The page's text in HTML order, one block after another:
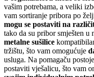
vašim potrebama, a veliki
vam sortiranje pribora po
mogu se postaviti na
tako da su pribor smješten
metalne sušilice
tržištu, što vam omogućuje
usluga. Na pomagaču
postaviti vješalicu, što vam